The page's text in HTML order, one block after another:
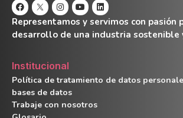
Representamos y servimos con pasión
desarrollo de una industria sostenible
Institucional
Política de tratamiento de datos
bases de datos
Trabaje con nosotros